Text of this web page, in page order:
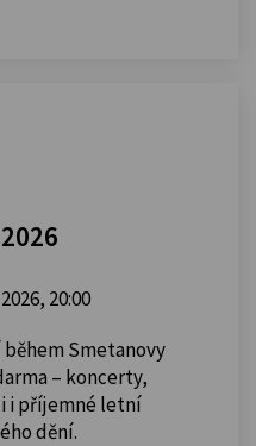
20:00
Smetanovy
– koncerty,
i příjemné letní
dění.